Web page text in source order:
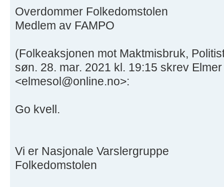
Overdommer Folkedomstolen
Medlem av FAMPO
(Folkeaksjonen mot Maktmisbruk,
søn. 28. mar. 2021 kl. 19:15 skrev
<elmesol@online.no>:
Go kvell.
Vi er Nasjonale Varslergruppe
Folkedomstolen